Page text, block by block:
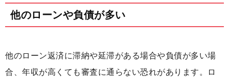
他のローンや負債が多い
他のローン返済に滞納や延滞がある場合や負債が多い場
合、年収が高くても審査に通らない恐れがあります。ロ